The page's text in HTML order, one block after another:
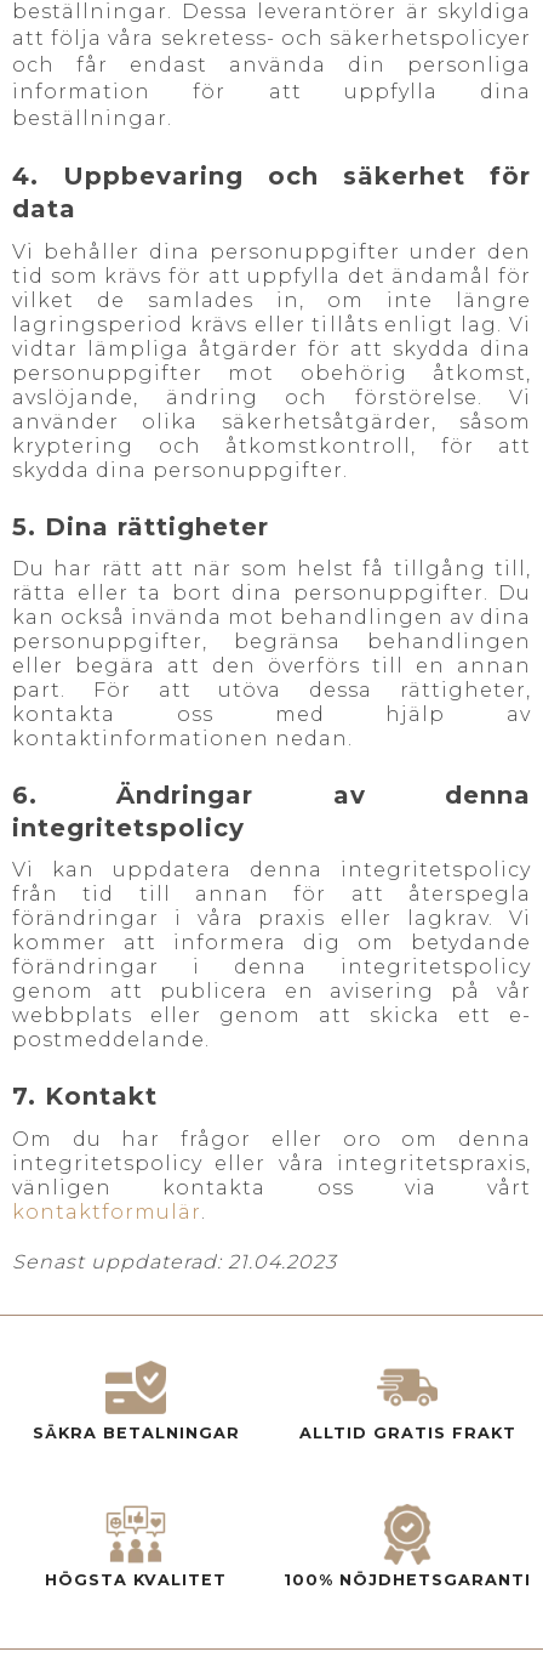
beställningar. Dessa leverantörer är skyldiga
att följa våra sekretess- och säkerhetspolicyer
och får endast använda din personliga
information för att uppfylla dina
beställningar.
4. Uppbevaring och säkerhet för
data
Vi behåller dina personuppgifter under den
tid som krävs för att uppfylla det ändamål för
vilket de samlades in, om inte längre
lagringsperiod krävs eller tillåts enligt lag. Vi
vidtar lämpliga åtgärder för att skydda dina
personuppgifter mot obehörig åtkomst,
avslöjande, ändring och förstörelse. Vi
använder olika säkerhetsåtgärder, såsom
kryptering och åtkomstkontroll, för att
skydda dina personuppgifter.
5. Dina rättigheter
Du har rätt att när som helst få tillgång till,
rätta eller ta bort dina personuppgifter. Du
kan också invända mot behandlingen av dina
personuppgifter, begränsa behandlingen
eller begära att den överförs till en annan
part. För att utöva dessa rättigheter,
kontakta oss med hjälp av
kontaktinformationen nedan.
6. Ändringar av denna
integritetspolicy
Vi kan uppdatera denna integritetspolicy
från tid till annan för att återspegla
förändringar i våra praxis eller lagkrav. Vi
kommer att informera dig om betydande
förändringar i denna integritetspolicy
genom att publicera en avisering på vår
webbplats eller genom att skicka ett e-
postmeddelande.
7. Kontakt
Om du har frågor eller oro om denna
integritetspolicy eller våra integritetspraxis,
vänligen kontakta oss via vårt
kontaktformulär
Senast uppdaterad: 21.04.2023
SÄKRA BETALNINGAR ALLTID GRATIS FRAKT
HÖGSTA KVALITET 100% NÖJDHETSGARANTI